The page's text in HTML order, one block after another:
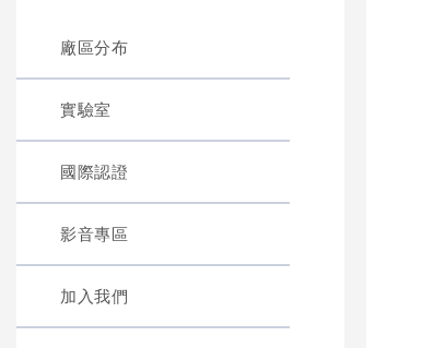
廠區分布
實驗室
國際認證
影音專區
加入我們